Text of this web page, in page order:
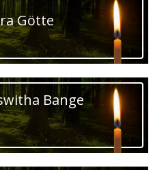
Götte
Bange